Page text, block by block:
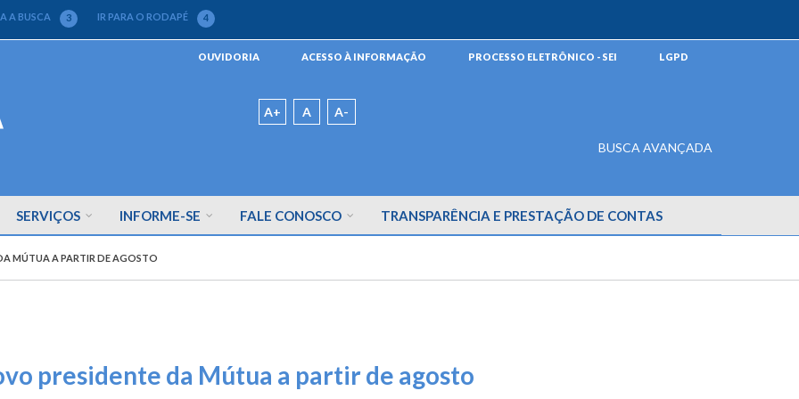
A BUSCA 3 IR PARA O RODAPÉ 4
OUVIDORIA ACESSO À INFORMAÇÃO PROCESSO ELETRÔNICO - SEI LGPD
A+ A A-
BUSCA AVANÇADA
SERVIÇOS INFORME-SE FALE CONOSCO TRANSPARÊNCIA E PRESTAÇÃO DE CONTAS
MÚTUA A PARTIR DE AGOSTO
presidente da Mútua a partir de agosto